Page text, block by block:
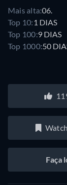
Mais alta:06.
Top 10: 1 DIAS
Top 100:9 DIAS
Top 1000:50
Faça